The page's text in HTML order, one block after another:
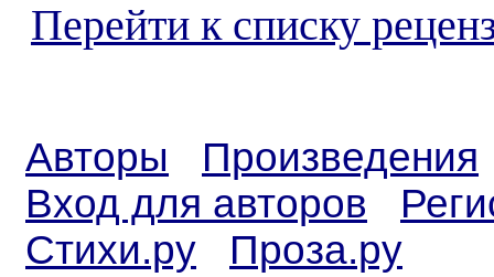
Перейти к списку
Авторы
Произведения
Вход для авторов
Стихи.ру
Проза.ру